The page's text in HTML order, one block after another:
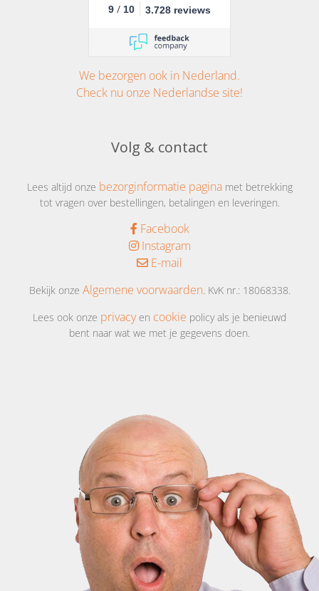
9 / 10 3.728 reviews
We bezorgen ook in Nederland.
Check nu onze Nederlandse site!
Volg & contact
Lees altijd onze bezorginformatie paginamet betrekking
tot vragen over bestellingen, betalingen en leveringen.
Facebook
Instagram
E-mail
Bekijk onze Algemene voorwaarden. KvK nr.: 18068338.
Lees ook onze privacyen cookie policy als je benieuwd
bent naar wat we met je gegevens doen.